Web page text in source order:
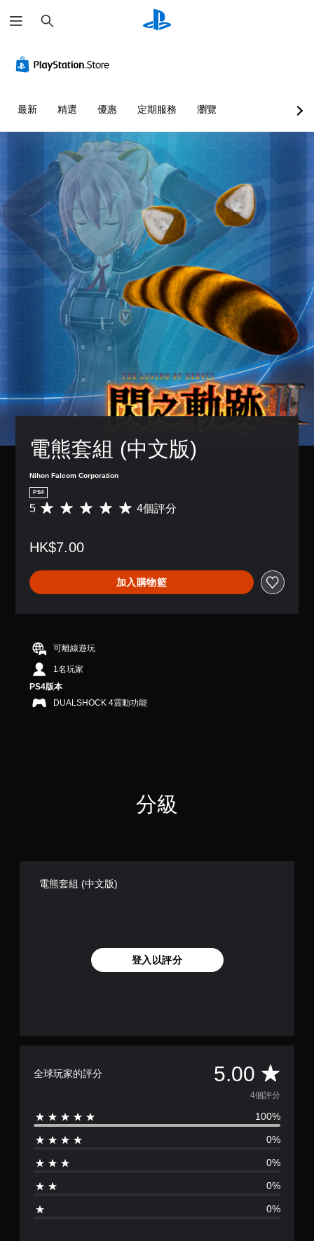
尋
最新 精選 優惠 定期服務 瀏覽
電熊套組 (中文版)
Nihon Falcom Corporation
PS4
平
分
5
顆
星
5
顆
星
）
，
共
5 4個評分
HK$7.00
加入購物籃
可離線遊玩
1名玩家
PS4版本
DUALSHOCK 4震動功能
分級
電熊套組 (中文版)
登入以評分
全球玩家的評分 5.00 平
均
評
分
5
4個評分
100%
0%
0%
0%
0%